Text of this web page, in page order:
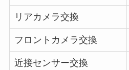
リアカメラ交換
フロントカメラ交換
近接センサー交換